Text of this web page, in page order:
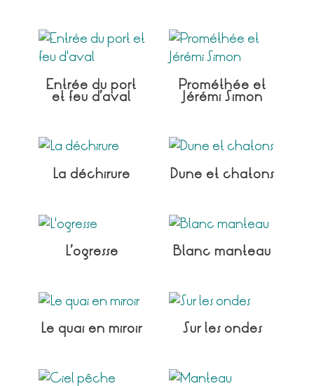
Entrée du port
et feu d’aval
Prométhée et
Jérémi Simon
La déchirure Dune et chatons
L’ogresse Blanc manteau
Le quai en miroir Sur les ondes